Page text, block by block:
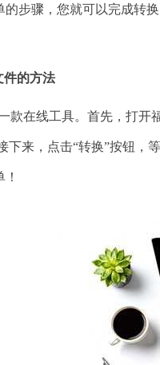
步骤，您就可以完成转
件的方法
在线工具。首先，打开
下来，点击“转换”按钮，